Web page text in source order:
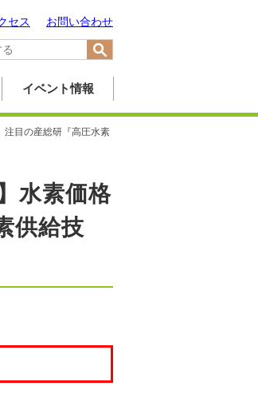
お問い合わせ
セス
イベント情報
注目の産総研『高圧水素
水素価格
供給技